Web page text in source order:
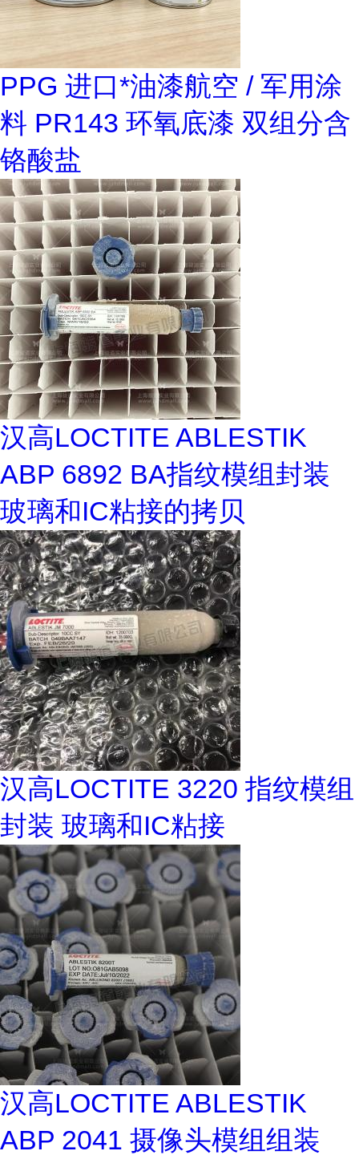
PPG 进口*油漆航空 / 军用涂
料 PR143 环氧底漆 双组分含
铬酸盐
汉高LOCTITE ABLESTIK
ABP 6892 BA指纹模组封装
玻璃和IC粘接的拷贝
汉高LOCTITE 3220 指纹模组
封装 玻璃和IC粘接
汉高LOCTITE ABLESTIK
ABP 2041 摄像头模组组装